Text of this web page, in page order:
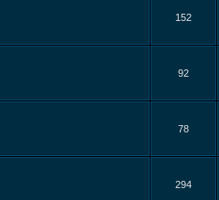
152
92
78
294